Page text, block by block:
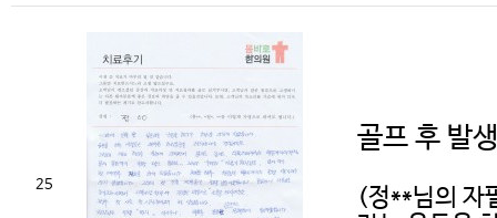
25
골프 후 발
(정**님의 자